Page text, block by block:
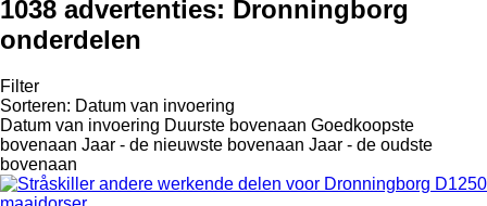
1038 advertenties: Dronningborg
onderdelen
Filter
Sorteren: Datum van invoering
Datum van invoering Duurste bovenaan Goedkoopste
bovenaan Jaar - de nieuwste bovenaan Jaar - de oudste
bovenaan